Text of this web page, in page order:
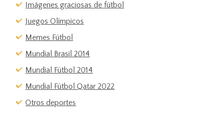
Imágenes graciosas de fútbol
Juegos Olímpicos
Memes Fútbol
Mundial Brasil 2014
Mundial Fútbol 2014
Mundial Fútbol Qatar 2022
Otros deportes